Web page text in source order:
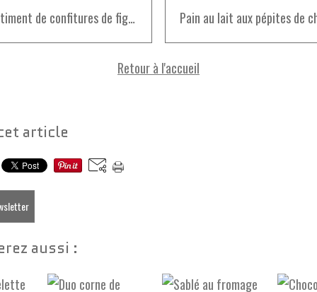
Assortiment de confitures de figues
Retour à l'accueil
article
aussi :